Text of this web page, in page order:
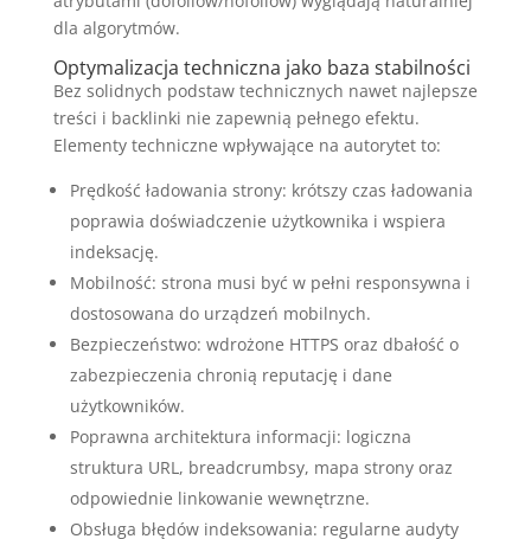
dla algorytmów.
Optymalizacja techniczna jako baza stabilności
Bez solidnych podstaw technicznych nawet najlepsze
treści i backlinki nie zapewnią pełnego efektu.
Elementy techniczne wpływające na autorytet to:
Prędkość ładowania strony: krótszy czas ładowania
poprawia doświadczenie użytkownika i wspiera
indeksację.
Mobilność: strona musi być w pełni responsywna i
dostosowana do urządzeń mobilnych.
Bezpieczeństwo: wdrożone HTTPS oraz dbałość o
zabezpieczenia chronią reputację i dane
użytkowników.
Poprawna architektura informacji: logiczna
struktura URL, breadcrumbsy, mapa strony oraz
odpowiednie linkowanie wewnętrzne.
Obsługa błędów indeksowania: regularne audyty